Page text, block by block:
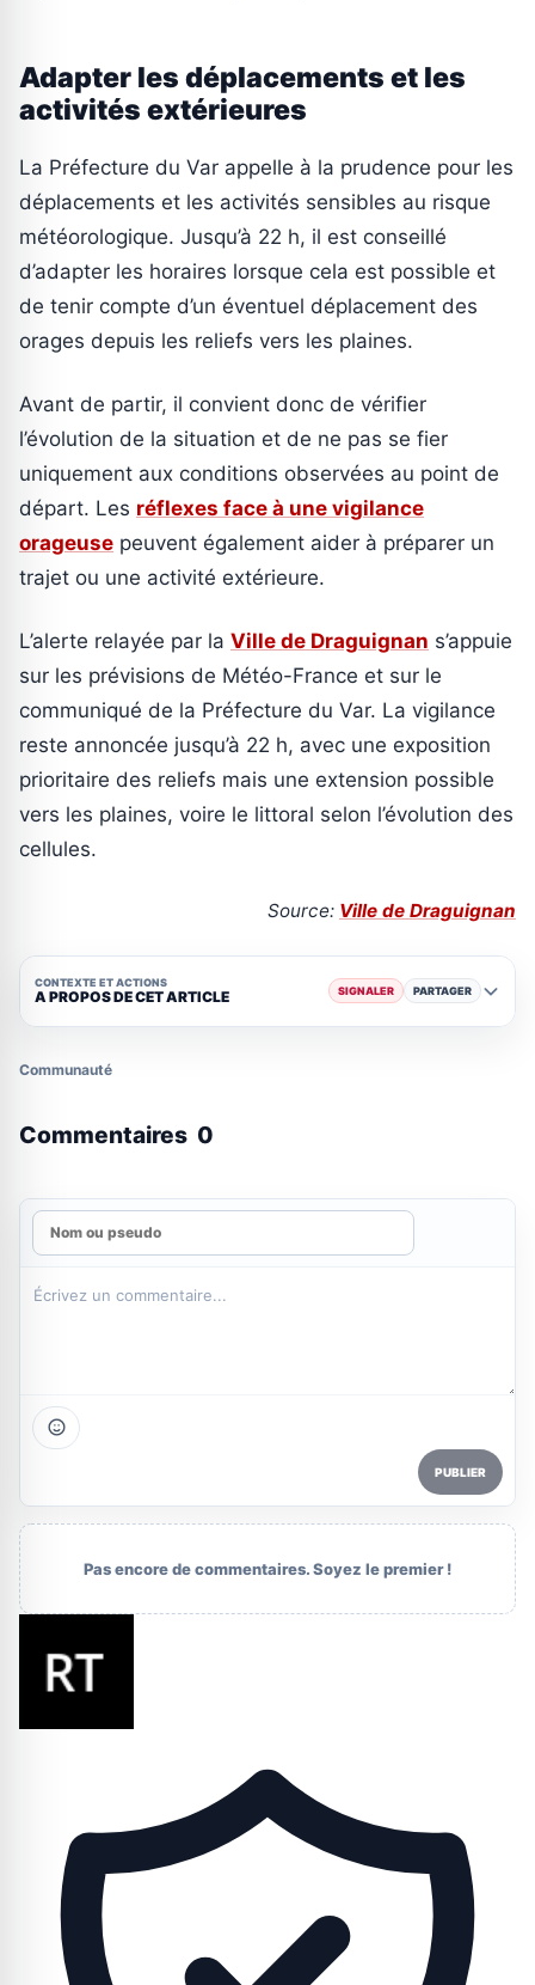
Adapter les déplacements et les
activités extérieures
La Préfecture du Var appelle à la prudence pour les
déplacements et les activités sensibles au risque
météorologique. Jusqu’à 22 h, il est conseillé
d’adapter les horaires lorsque cela est possible et
de tenir compte d’un éventuel déplacement des
orages depuis les reliefs vers les plaines.
Avant de partir, il convient donc de vérifier
l’évolution de la situation et de ne pas se fier
uniquement aux conditions observées au point de
départ. Les réflexes face à une vigilance
orageuse peuvent également aider à préparer un
trajet ou une activité extérieure.
L’alerte relayée par la Ville de Draguignan s’appuie
sur les prévisions de Météo-France et sur le
communiqué de la Préfecture du Var. La vigilance
reste annoncée jusqu’à 22 h, avec une exposition
prioritaire des reliefs mais une extension possible
vers les plaines, voire le littoral selon l’évolution des
cellules.
Source: Ville de Draguignan
CONTEXTE ET ACTIONS
A PROPOS DE CET ARTICLE SIGNALER PARTAGER
Communauté
Commentaires 0
PUBLIER
Pas encore de commentaires. Soyez le premier !